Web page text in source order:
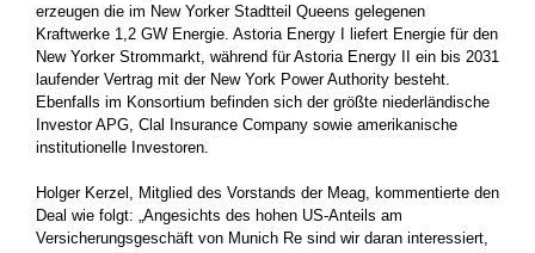
erzeugen die im New Yorker Stadtteil Queens gelegenen
Kraftwerke 1,2 GW Energie. Astoria Energy I liefert Energie für den
New Yorker Strommarkt, während für Astoria Energy II ein bis 2031
laufender Vertrag mit der New York Power Authority besteht.
Ebenfalls im Konsortium befinden sich der größte niederländische
Investor APG, Clal Insurance Company sowie amerikanische
institutionelle Investoren.
Holger Kerzel, Mitglied des Vorstands der Meag, kommentierte den
Deal wie folgt: „Angesichts des hohen US-Anteils am
Versicherungsgeschäft von Munich Re sind wir daran interessiert,